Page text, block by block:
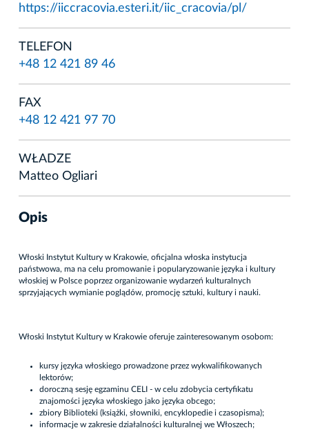
https://iiccracovia.esteri.it/iic_cracovia/pl/
TELEFON
+48 12 421 89 46
FAX
+48 12 421 97 70
WŁADZE
Matteo Ogliari
Opis
Włoski Instytut Kultury w Krakowie, oficjalna włoska instytucja
państwowa, ma na celu promowanie i popularyzowanie języka i kultury
włoskiej w Polsce poprzez organizowanie wydarzeń kulturalnych
sprzyjających wymianie poglądów, promocję sztuki, kultury i nauki.
Włoski Instytut Kultury w Krakowie oferuje zainteresowanym osobom:
kursy języka włoskiego prowadzone przez wykwalifikowanych
lektorów;
doroczną sesję egzaminu CELI - w celu zdobycia certyfikatu
znajomości języka włoskiego jako języka obcego;
zbiory Biblioteki (książki, słowniki, encyklopedie i czasopisma);
informacje w zakresie działalności kulturalnej we Włoszech;